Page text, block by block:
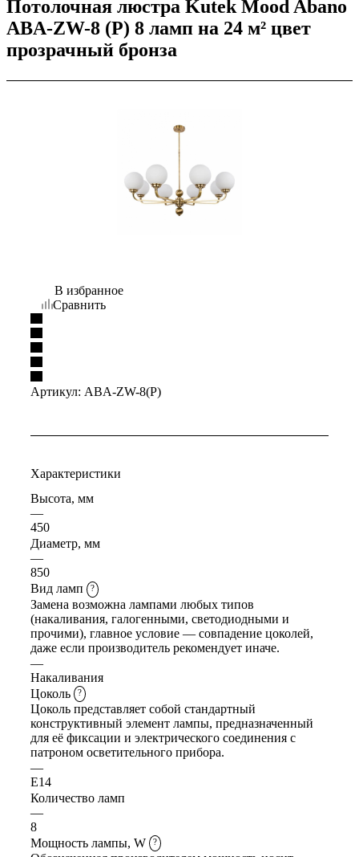
Потолочная люстра Kutek Mood Abano
ABA-ZW-8 (P) 8 ламп на 24 м² цвет
прозрачный бронза
В избранное
Сравнить
Артикул: ABA-ZW-8(P)
Характеристики
Высота, мм
—
450
Диаметр, мм
—
850
Вид ламп
?
Замена возможна лампами любых типов
(накаливания, галогенными, светодиодными и
прочими), главное условие — совпадение цоколей,
даже если производитель рекомендует иначе.
—
Накаливания
Цоколь
?
Цоколь представляет собой стандартный
конструктивный элемент лампы, предназначенный
для её фиксации и электрического соединения с
патроном осветительного прибора.
—
E14
Количество ламп
—
8
Мощность лампы, W
?